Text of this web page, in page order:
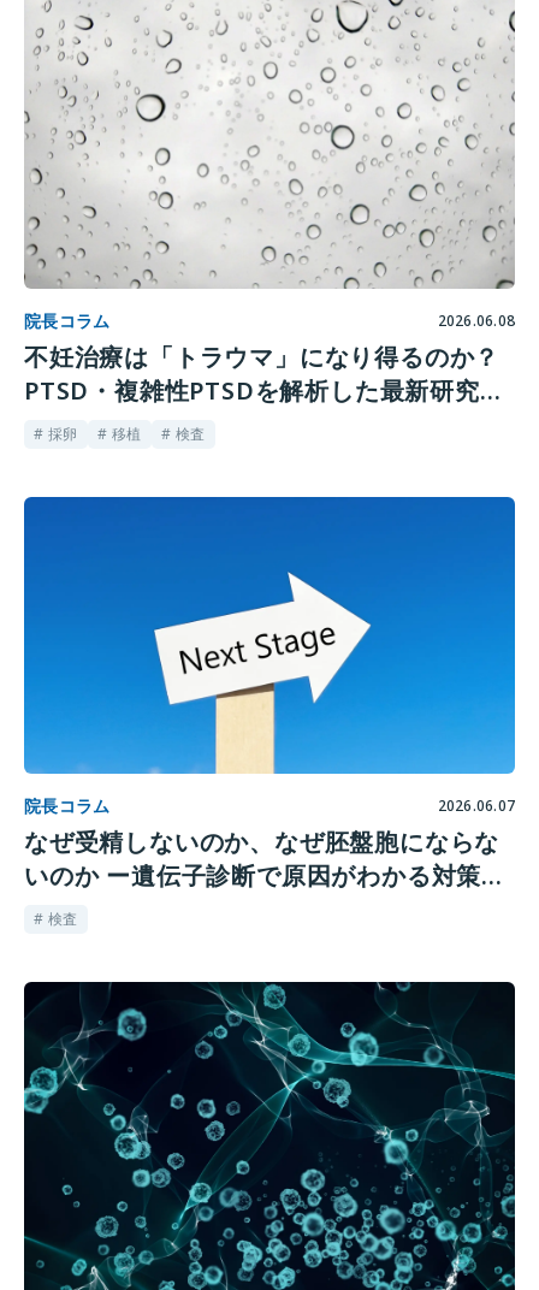
院長コラム 2026.06.08
不妊治療は「トラウマ」になり得るのか？
PTSD・複雑性PTSDを解析した最新研究か
ら考える心の体験
# 採卵 # 移植 # 検査
院長コラム 2026.06.07
なぜ受精しないのか、なぜ胚盤胞にならな
いのか ー遺伝子診断で原因がわかる対策
は？ー
# 検査